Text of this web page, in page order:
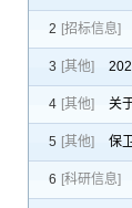
2 [招标信息]
3 [其他]
4 [其他] 关
5 [其他] 保
6 [科研信息]